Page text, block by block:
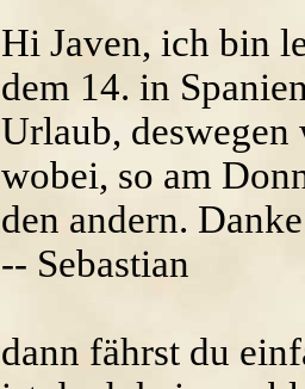
Hi Javen, ich bin
dem 14. in
Urlaub,
wobei, so am
den andern.
-- Sebastian
dann fährst du